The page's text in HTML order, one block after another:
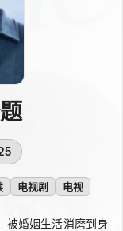
电视剧 电视
被婚姻生活消磨到身